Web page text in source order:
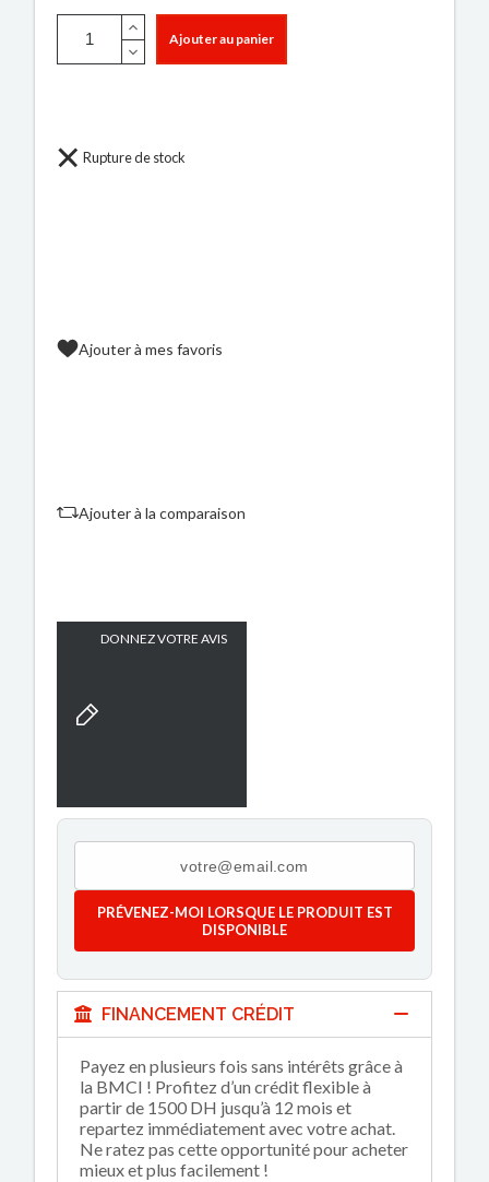
Ajouter au panier
Rupture de stock
Ajouter à mes favoris
Ajouter à la comparaison
DONNEZ VOTRE AVIS
PRÉVENEZ-MOI LORSQUE LE PRODUIT EST
DISPONIBLE
FINANCEMENT CRÉDIT
Payez en plusieurs fois sans intérêts grâce à
la BMCI ! Profitez d’un crédit flexible à
partir de 1500 DH jusqu’à 12 mois et
repartez immédiatement avec votre achat.
Ne ratez pas cette opportunité pour acheter
mieux et plus facilement !